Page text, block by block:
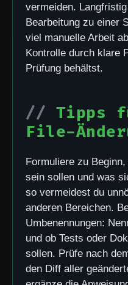
vermeiden.
Bearbeitung zu einer
viel manuelle Arbeit
Kontrolle durch klare
Prüfung behältst.
Tipps
File-
Formuliere zu
sein sollen und was
so vermeidest du
anderen Bereichen.
Umbenennungen:
und ob Tests oder
sollen. Prüfe nach
den Diff aller